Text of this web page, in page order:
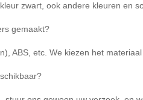
zwart, ook andere kleuren en
gemaakt?
ABS, etc. We kiezen het